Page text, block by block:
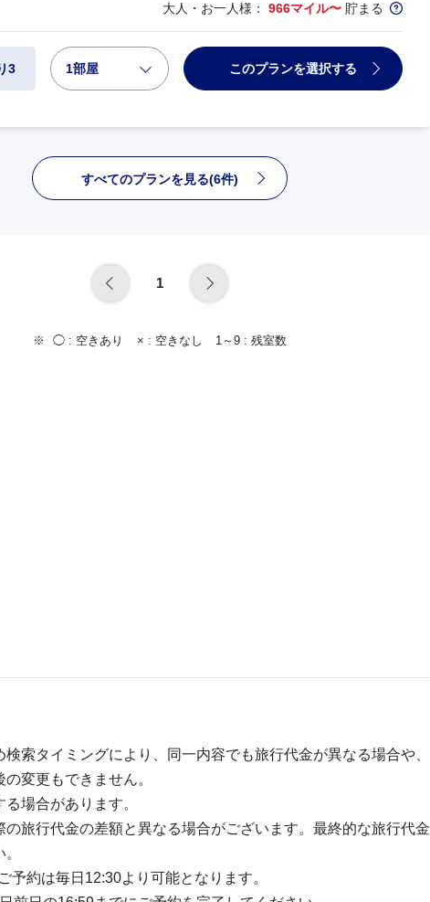
大人・お一人様： 966マイル〜 貯まる
3 1部屋 このプランを選択する
すべてのプランを見る(6件)
1
◯ : 空きあり × : 空きなし 1～9 : 残室数
索タイミングにより、同一内容でも旅行代金が異なる場合や、
変更もできません。
場合があります。
旅行代金の差額と異なる場合がございます。最終的な旅行代金
約は毎日12:30より可能となります。